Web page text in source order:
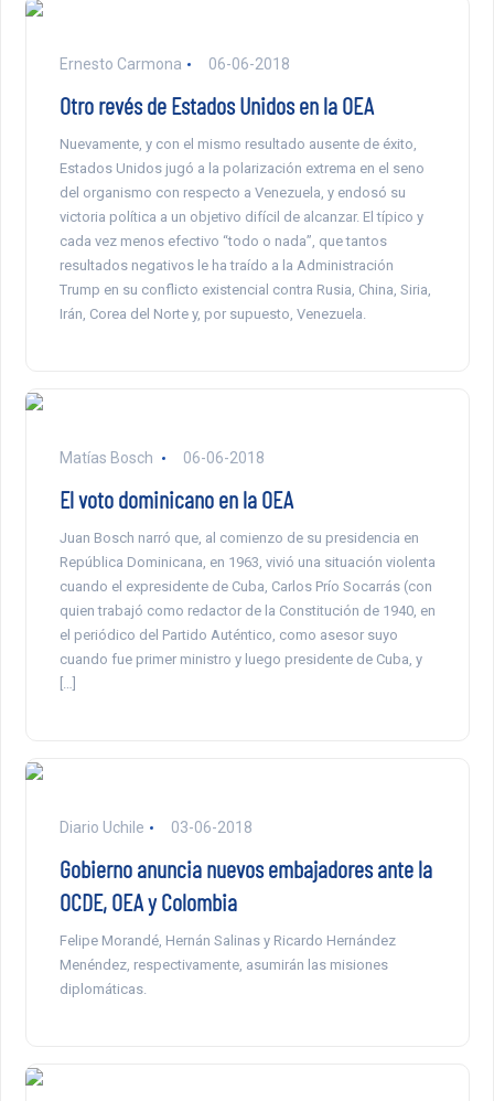
Ernesto Carmona 06-06-2018
Otro revés de Estados Unidos en la OEA
Nuevamente, y con el mismo resultado ausente de éxito,
Estados Unidos jugó a la polarización extrema en el seno
del organismo con respecto a Venezuela, y endosó su
victoria política a un objetivo difícil de alcanzar. El típico y
cada vez menos efectivo “todo o nada”, que tantos
resultados negativos le ha traído a la Administración
Trump en su conflicto existencial contra Rusia, China, Siria,
Irán, Corea del Norte y, por supuesto, Venezuela.
Matías Bosch 06-06-2018
El voto dominicano en la OEA
Juan Bosch narró que, al comienzo de su presidencia en
República Dominicana, en 1963, vivió una situación violenta
cuando el expresidente de Cuba, Carlos Prío Socarrás (con
quien trabajó como redactor de la Constitución de 1940, en
el periódico del Partido Auténtico, como asesor suyo
cuando fue primer ministro y luego presidente de Cuba, y
[…]
Diario Uchile 03-06-2018
Gobierno anuncia nuevos embajadores ante la
OCDE, OEA y Colombia
Felipe Morandé, Hernán Salinas y Ricardo Hernández
Menéndez, respectivamente, asumirán las misiones
diplomáticas.